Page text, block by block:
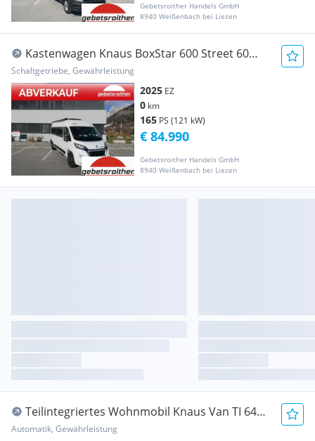
Gebetsroither Handels GmbH
8940 Weißenbach bei Liezen
Kastenwagen Knaus BoxStar 600 Street 60
Years
Schaltgetriebe, Gewährleistung
2025 EZ
0 km
165 PS (121 kW)
Gebetsroither Handels GmbH
8940 Weißenbach bei Liezen
€ 84.990
Teilintegriertes Wohnmobil Knaus Van TI 640
MEG VANSATION
Automatik, Gewährleistung